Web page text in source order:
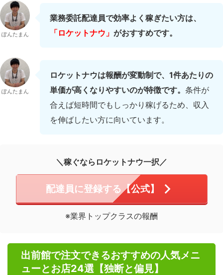
ぽんたまん
業務委託配達員で効率よく稼ぎたい方は、
「ロケットナウ」 がおすすめです。
ぽんたまん
ロケットナウは報酬が変動制で、1件あたりの
単価が高くなりやすいのが特徴です。 条件が
合えば短時間でもしっかり稼げるため、収入
を伸ばしたい方に向いています。
＼稼ぐならロケットナウ一択／
配達員に登録する【公式】
※業界トップクラスの報酬
出前館で注文できるおすすめの人気メニ
ューとお店24選【独断と偏見】